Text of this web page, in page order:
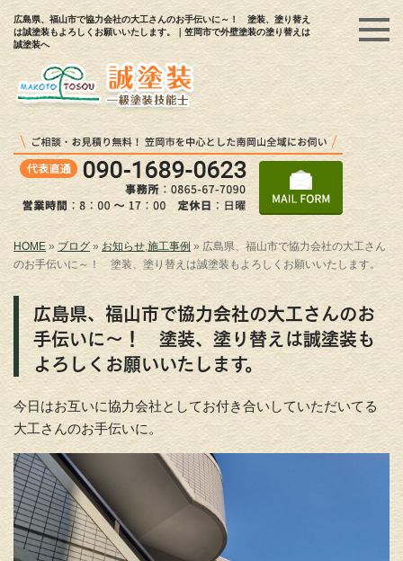
広島県、福山市で協力会社の大工さんのお手伝いに～！ 塗装、塗り替え
は誠塗装もよろしくお願いいたします。｜笠岡市で外壁塗装の塗り替えは
誠塗装へ
HOME» ブログ » お知らせ,施工事例» 広島県、福山市で協力会社の大工さん
のお手伝いに～！ 塗装、塗り替えは誠塗装もよろしくお願いいたします。
広島県、福山市で協力会社の大工さんのお
手伝いに～！ 塗装、塗り替えは誠塗装も
よろしくお願いいたします。
今日はお互いに協力会社としてお付き合いしていただいてる
大工さんのお手伝いに。